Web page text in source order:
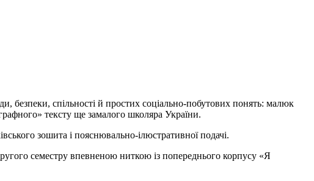
безпеки, спільності й простих соціально-побутових понять: малюк
тексту ще замалого школяра України.
зошита і пояснювально-ілюстративної подачі.
семестру впевненою ниткою із попереднього корпусу «Я